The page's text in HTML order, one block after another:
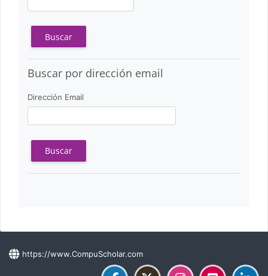
Buscar por dirección email
Buscar por dirección email
Dirección Email
https://www.CompuScholar.com